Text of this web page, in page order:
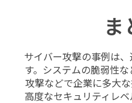
ま
サイバー攻撃の事例は
す。システムの脆弱性
攻撃などで企業に多大な
高度なセキュリティレ